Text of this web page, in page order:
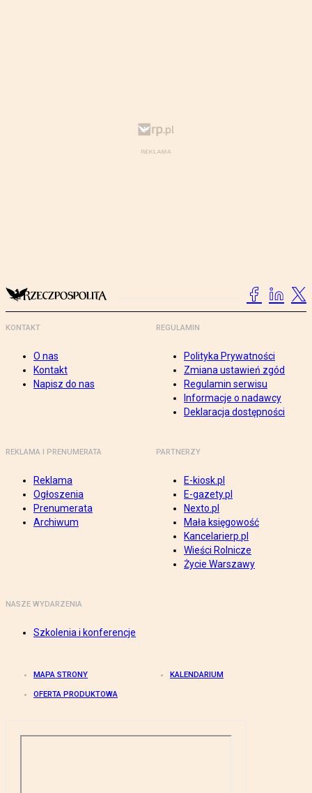
KONTAKT
O nas
Kontakt
Napisz do nas
REGULAMIN
Polityka Prywatności
Zmiana ustawień zgód
Regulamin serwisu
Informacje o nadawcy
Deklaracja dostępności
REKLAMA I PRENUMERATA
Reklama
Ogłoszenia
Prenumerata
Archiwum
PARTNERZY
E-kiosk.pl
E-gazety.pl
Nexto.pl
Mała księgowość
Kancelarierp.pl
Wieści Rolnicze
Życie Warszawy
NASZE WYDARZENIA
Szkolenia i konferencje
MAPA STRONY KALENDARIUM
OFERTA PRODUKTOWA